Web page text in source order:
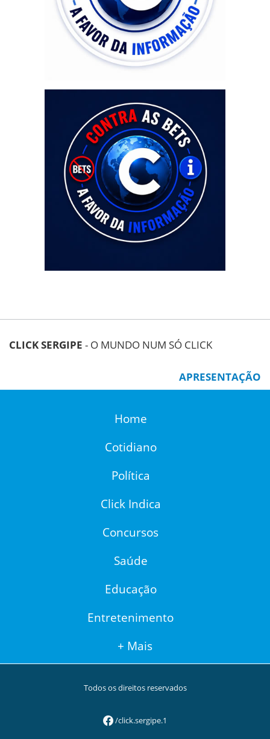
CLICK SERGIPE - O MUNDO NUM SÓ CLICK
APRESENTAÇÃO
Home
Cotidiano
Política
Click Indica
Concursos
Saúde
Educação
Entretenimento
+ Mais
Todos os direitos reservados
/click.sergipe.1